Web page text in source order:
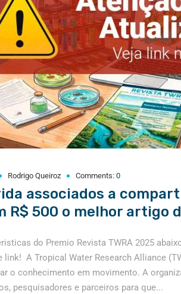
Rodrigo Queiroz Comments: 0
associados a
R$ 500 o melhor artigo
do Premio Revista TWRA 2025
link! A Tropical Water Research Alliance
o conhecimento em movimento. A
pesquisadores e parceiros para que...